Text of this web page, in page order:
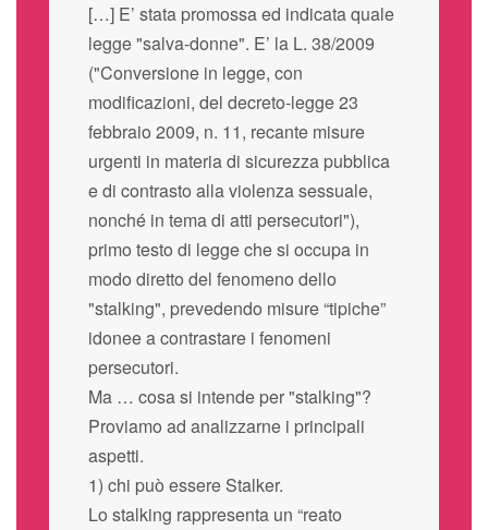
[…] E’ stata promossa ed indicata quale
legge "salva-donne". E’ la L. 38/2009
("Conversione in legge, con
modificazioni, del decreto-legge 23
febbraio 2009, n. 11, recante misure
urgenti in materia di sicurezza pubblica
e di contrasto alla violenza sessuale,
nonché in tema di atti persecutori"),
primo testo di legge che si occupa in
modo diretto del fenomeno dello
"stalking", prevedendo misure “tipiche”
idonee a contrastare i fenomeni
persecutori.
Ma … cosa si intende per "stalking"?
Proviamo ad analizzarne i principali
aspetti.
1) chi può essere Stalker.
Lo stalking rappresenta un “reato